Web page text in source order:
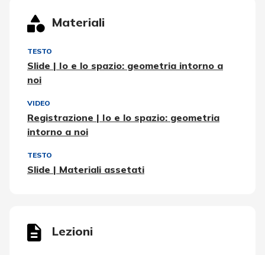
Materiali
TESTO
Slide | Io e lo spazio: geometria intorno a
noi
VIDEO
Registrazione | Io e lo spazio: geometria
intorno a noi
TESTO
Slide | Materiali assetati
Lezioni